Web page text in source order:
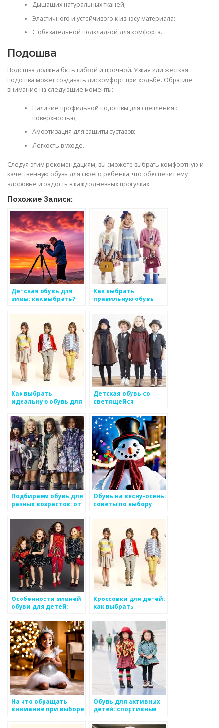
Дышащих натуральных тканей;
Эластичного и устойчивого к износу материала;
С обязательной подкладкой для комфорта.
Подошва
Подошва должна быть гибкой и прочной. Узкая или жесткая
подошва может создавать дискомфорт при ходьбе. Обратите
внимание на следующие моменты:
Наличие профильной подошвы для сцепления с
поверхностью;
Амортизация для защиты суставов;
Легкость в уходе.
Следуя этим рекомендациям, вы сможете выбрать комфортную и
качественную обувь для своего ребенка, что обеспечит ему
здоровье и радость в каждодневных прогулках.
Похожие Записи:
Детская обувь для
зимы: как выбрать?
Как выбрать
правильную обувь
рекомендации
Как выбрать
идеальную обувь для
стиль
Детская обувь со
светящейся
тренд или опасность?
Подбираем обувь для
разных возрастов: от
подростков
Обувь на весну-осень:
советы по выбору
Особенности зимней
обуви для детей:
водонепроницаемые
модели
Кроссовки для детей:
как выбрать
На что обращать
внимание при выборе
Обувь для активных
детей: спортивные